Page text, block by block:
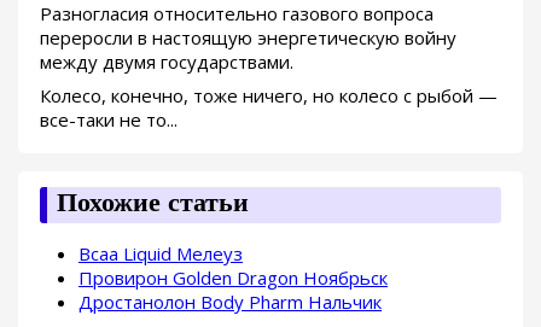
Разногласия относительно газового вопроса
переросли в настоящую энергетическую войну
между двумя государствами.
Колесо, конечно, тоже ничего, но колесо с рыбой —
все-таки не то...
Похожие статьи
Bcaa Liquid Мелеуз
Провирон Golden Dragon Ноябрьск
Дростанолон Body Pharm Нальчик